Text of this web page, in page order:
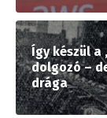
Így készül a
dolgozó –
drága